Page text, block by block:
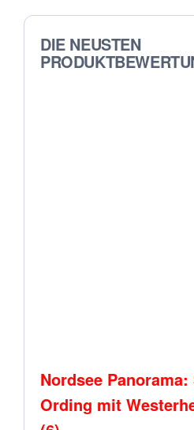
DIE NEUSTEN
Nordsee
Ording mit